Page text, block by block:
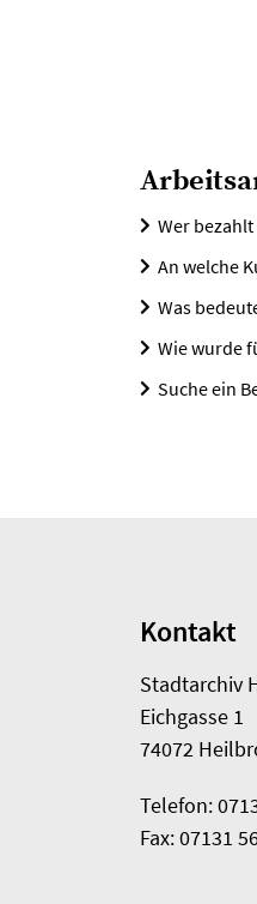
Wer
An welche
Was
Wie wurde
Suche ein
Kontakt
Stadtarchiv
Eichgasse 1
74072
Telefon:
Fax: 07131